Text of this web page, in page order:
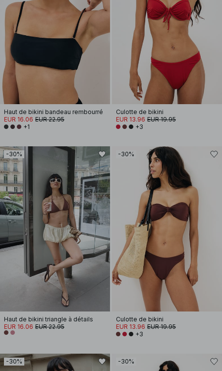
Haut de bikini bandeau rembourré
EUR 16.06 EUR 22.95
+1
Culotte de bikini
EUR 13.96 EUR 19.95
+3
-30%
Haut de bikini triangle à détails
EUR 16.06 EUR 22.95
-30%
Culotte de bikini
EUR 13.96 EUR 19.95
+3
-30% -30%